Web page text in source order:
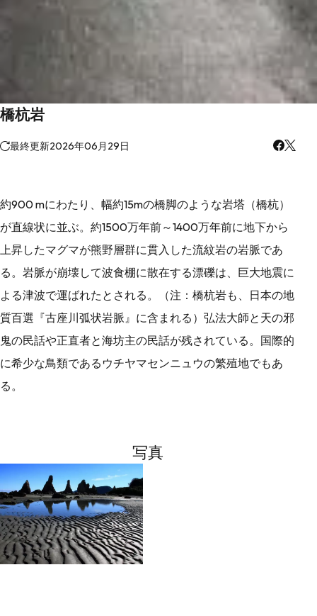
橋杭岩
最終更新2026年06月29日
約900 mにわたり、幅約15mの橋脚のような岩塔（橋杭）
が直線状に並ぶ。約1500万年前～1400万年前に地下から
上昇したマグマが熊野層群に貫入した流紋岩の岩脈であ
る。岩脈が崩壊して波食棚に散在する漂礫は、巨大地震に
よる津波で運ばれたとされる。（注：橋杭岩も、日本の地
質百選『古座川弧状岩脈』に含まれる）弘法大師と天の邪
鬼の民話や正直者と海坊主の民話が残されている。国際的
に希少な鳥類であるウチヤマセンニュウの繁殖地でもあ
る。
写真